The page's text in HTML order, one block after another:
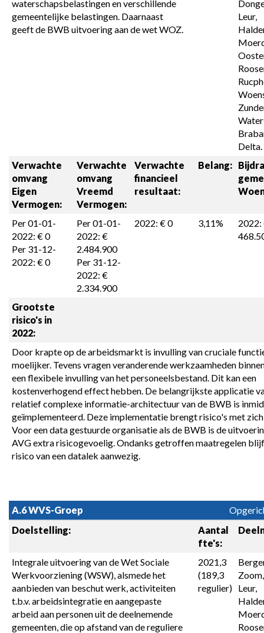
waterschapsbelastingen en verschillende
gemeentelijke belastingen. Daarnaast
geeft de BWB uitvoering aan de wet WOZ.
Leur,
Delta.
Verwachte
omvang
Eigen
Vermogen:
Verwachte
omvang
Vreemd
Vermogen:
Verwachte
financieel
resultaat:
Belang:
Per 01-01-
2022: € 0
Per 31-12-
2022: € 0
Per 01-01-
2022: €
2.484.900
Per 31-12-
2022: €
2.334.900
2022: € 0 3,11%
2022:
Grootste
risico's in
2022:
Door krapte op de arbeidsmarkt is invulling van cruciale
moelijker. Tevens vragen veranderende werkzaamheden
een flexibele invulling van het personeelsbestand. Dit kan een
kostenverhogend effect hebben. De belangrijkste applicatie
relatief complexe informatie-architectuur van de BWB is
geïmplementeerd. Deze implementatie brengt risico's met zich
Voor een data gestuurde organisatie als de BWB is de
AVG extra risicogevoelig. Ondanks getroffen maatregelen
risico van een datalek aanwezig.
A.6 WVS-Groep
Doelstelling:
Aantal
fte's:
Integrale uitvoering van de Wet Sociale
Werkvoorziening (WSW), alsmede het
aanbieden van beschut werk, activiteiten
t.b.v. arbeidsintegratie en aangepaste
arbeid aan personen uit de deelnemende
gemeenten, die op afstand van de reguliere
2021,3
(189,3
regulier) Leur,